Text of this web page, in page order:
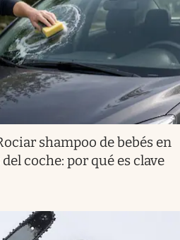
shampoo de bebés en
coche: por qué es clave